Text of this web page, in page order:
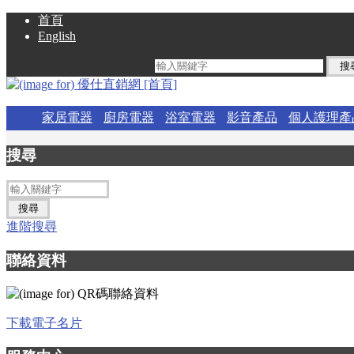
首頁
English
家居電器 廚房電器 浴室電器 影音產品 個人護理產
搜尋
進階搜尋
聯絡資料
下載電子名片